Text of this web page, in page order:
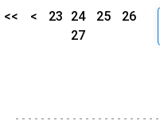
<< < 23 24 25
26
27